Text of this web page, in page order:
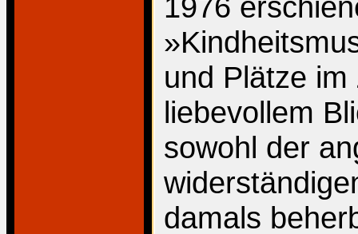
1976
und Plätze
liebevollem
sowohl der
damals